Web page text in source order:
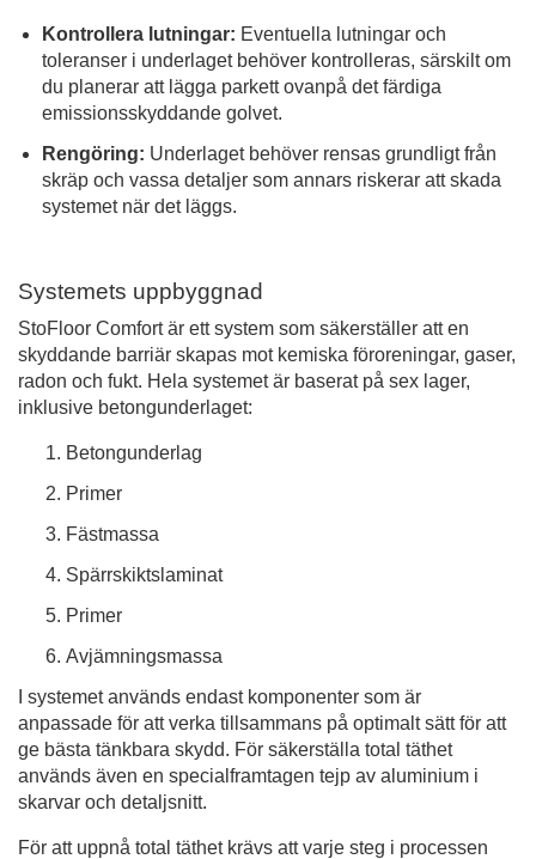
Kontrollera lutningar: Eventuella lutningar och
toleranser i underlaget behöver kontrolleras, särskilt om
du planerar att lägga parkett ovanpå det färdiga
emissionsskyddande golvet.
Rengöring: Underlaget behöver rensas grundligt från
skräp och vassa detaljer som annars riskerar att skada
systemet när det läggs.
Systemets uppbyggnad
StoFloor Comfort är ett system som säkerställer att en
skyddande barriär skapas mot kemiska föroreningar, gaser,
radon och fukt. Hela systemet är baserat på sex lager,
inklusive betongunderlaget:
Betongunderlag
Primer
Fästmassa
Spärrskiktslaminat
Primer
Avjämningsmassa
I systemet används endast komponenter som är
anpassade för att verka tillsammans på optimalt sätt för att
ge bästa tänkbara skydd. För säkerställa total täthet
används även en specialframtagen tejp av aluminium i
skarvar och detaljsnitt.
För att uppnå total täthet krävs att varje steg i processen